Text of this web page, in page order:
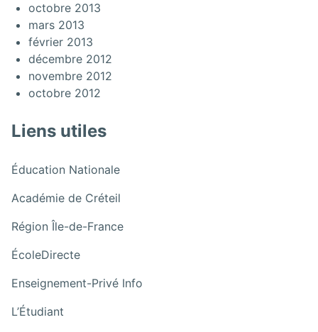
octobre 2013
mars 2013
février 2013
décembre 2012
novembre 2012
octobre 2012
Liens utiles
Éducation Nationale:
au
Académie de Créteil
au
Région Île-de-France:
Cinéma
ÉcoleDirecte:
au
Enseignement-Privé Info
L’Étudiant